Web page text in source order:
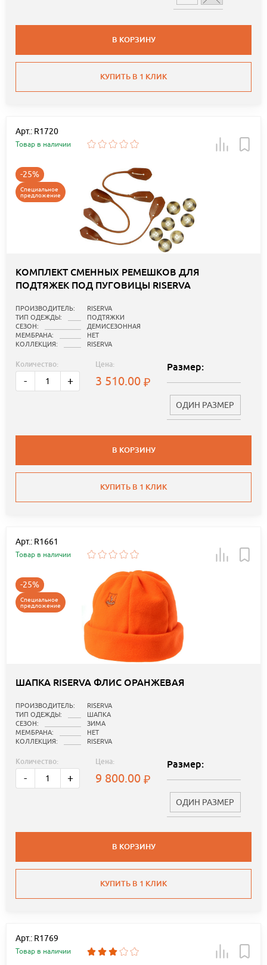
В КОРЗИНУ
КУПИТЬ В 1 КЛИК
Арт.: R1720
Товар в наличии
-25%
Специальное
предложение
КОМПЛЕКТ СМЕННЫХ РЕМЕШКОВ ДЛЯ
ПОДТЯЖЕК ПОД ПУГОВИЦЫ RISERVA
ПРОИЗВОДИТЕЛЬ:
RISERVA
ТИП ОДЕЖДЫ:
ПОДТЯЖКИ
СЕЗОН:
ДЕМИСЕЗОННАЯ
МЕМБРАНА:
НЕТ
КОЛЛЕКЦИЯ:
RISERVA
Количество:
- +
Цена:
3 510.00
Размер:
ОДИН РАЗМЕР
В КОРЗИНУ
КУПИТЬ В 1 КЛИК
Арт.: R1661
Товар в наличии
-25%
Специальное
предложение
ШАПКА RISERVA ФЛИС ОРАНЖЕВАЯ
ПРОИЗВОДИТЕЛЬ:
RISERVA
ТИП ОДЕЖДЫ:
ШАПКА
СЕЗОН:
ЗИМА
МЕМБРАНА:
НЕТ
КОЛЛЕКЦИЯ:
RISERVA
Количество:
- +
Цена:
9 800.00
Размер:
ОДИН РАЗМЕР
В КОРЗИНУ
КУПИТЬ В 1 КЛИК
Арт.: R1769
Товар в наличии